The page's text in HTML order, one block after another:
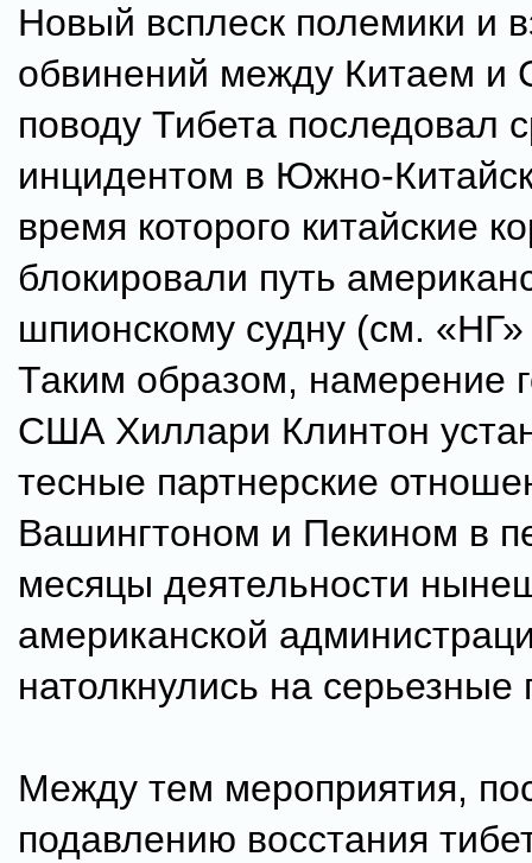
Новый всплеск полемики и
обвинений между Китаем
поводу Тибета последовал
инцидентом в Южно-
время которого китайские
блокировали путь
шпионскому судну (см.
Таким образом, намерение
США Хиллари Клинтон
тесные партнерские
Вашингтоном и Пекином в
месяцы деятельности
американской
натолкнулись на серьезные
Между тем мероприятия,
подавлению восстания